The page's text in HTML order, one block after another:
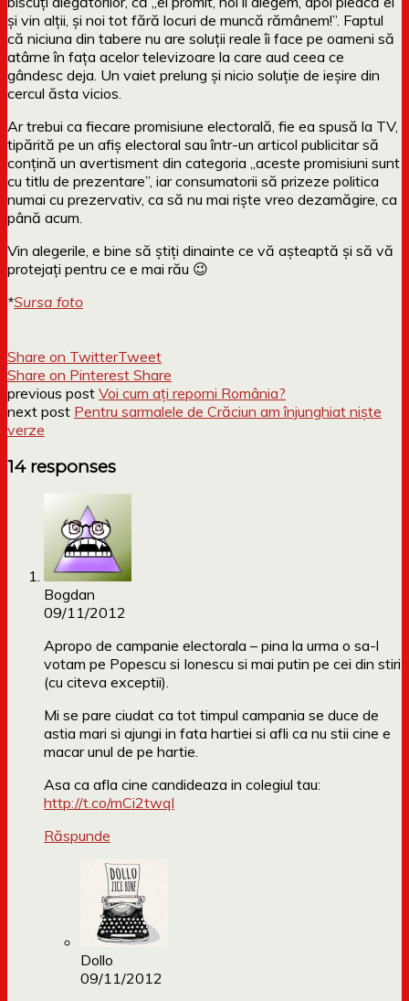
și vin alții, și noi tot fără locuri de muncă rămânem!”. Faptul
că niciuna din tabere nu are soluții reale îi face pe oameni să
atârne în fața acelor televizoare la care aud ceea ce
gândesc deja. Un vaiet prelung și nicio soluție de ieșire din
cercul ăsta vicios.
Ar trebui ca fiecare promisiune electorală, fie ea spusă la TV,
tipărită pe un afiș electoral sau într-un articol publicitar să
conțină un avertisment din categoria „aceste promisiuni sunt
cu titlu de prezentare”, iar consumatorii să prizeze politica
numai cu prezervativ, ca să nu mai riște vreo dezamăgire, ca
până acum.
Vin alegerile, e bine să știți dinainte ce vă așteaptă și să vă
protejați pentru ce e mai rău 😉
*Sursa foto
Share on TwitterTweet
Share on Pinterest Share
previous post Voi cum ați reporni România?
next post Pentru sarmalele de Crăciun am înjunghiat niște
verze
14 responses
Bogdan
09/11/2012
Apropo de campanie electorala – pina la urma o sa-l
votam pe Popescu si Ionescu si mai putin pe cei din stiri
(cu citeva exceptii).
Mi se pare ciudat ca tot timpul campania se duce de
astia mari si ajungi in fata hartiei si afli ca nu stii cine e
macar unul de pe hartie.
Asa ca afla cine candideaza in colegiul tau:
http://t.co/mCi2twqI
Răspunde
Dollo
09/11/2012